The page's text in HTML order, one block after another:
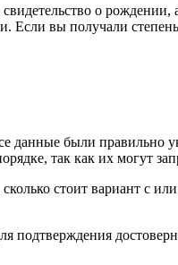
о
вы получали
данные были
так как их могут
стоит вариант с
подтверждения